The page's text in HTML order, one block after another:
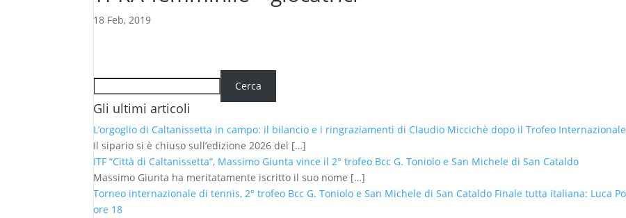
18 Feb, 2019
Cerca
Cerca
Gli ultimi articoli
L’orgoglio di Caltanissetta in campo: il bilancio e i ringraziamenti di Claudio Miccichè dopo il Trofeo Internazionale
Il sipario si è chiuso sull’edizione 2026 del […]
ITF “Città di Caltanissetta”, Massimo Giunta vince il 2° trofeo Bcc G. Toniolo e San Michele di San Cataldo
Massimo Giunta ha meritatamente iscritto il suo nome […]
Torneo internazionale di tennis, 2° trofeo Bcc G. Toniolo e San Michele di San Cataldo Finale tutta italiana: Luca
ore 18